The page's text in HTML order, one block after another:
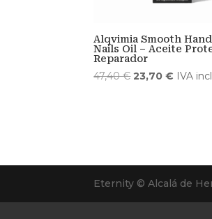
Alqvimia Smooth
Nails Oil – Aceite
Reparador
47,40€El
23,70€ ElIVA
Eternity © Alcalá de